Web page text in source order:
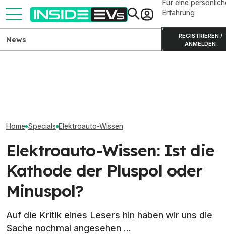
Für eine
Erfahrung
REGISTRIEREN /
ANMELDEN
News
Home Specials Elektroauto-Wissen
Elektroauto-Wissen: Ist die
Kathode der Pluspol oder
Minuspol?
Auf die Kritik eines Lesers hin haben wir uns die
Sache nochmal angesehen ...